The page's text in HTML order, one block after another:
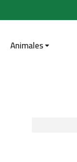
Animales